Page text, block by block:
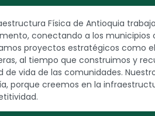
Física de Antioquia
conectando a los municipios
proyectos estratégicos como
al tiempo que construimos y
de vida de las comunidades.
porque creemos en la